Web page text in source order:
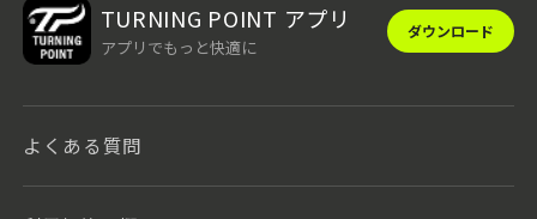
TURNING POINT アプリ
アプリでもっと快適に
ダウンロード
よくある質問